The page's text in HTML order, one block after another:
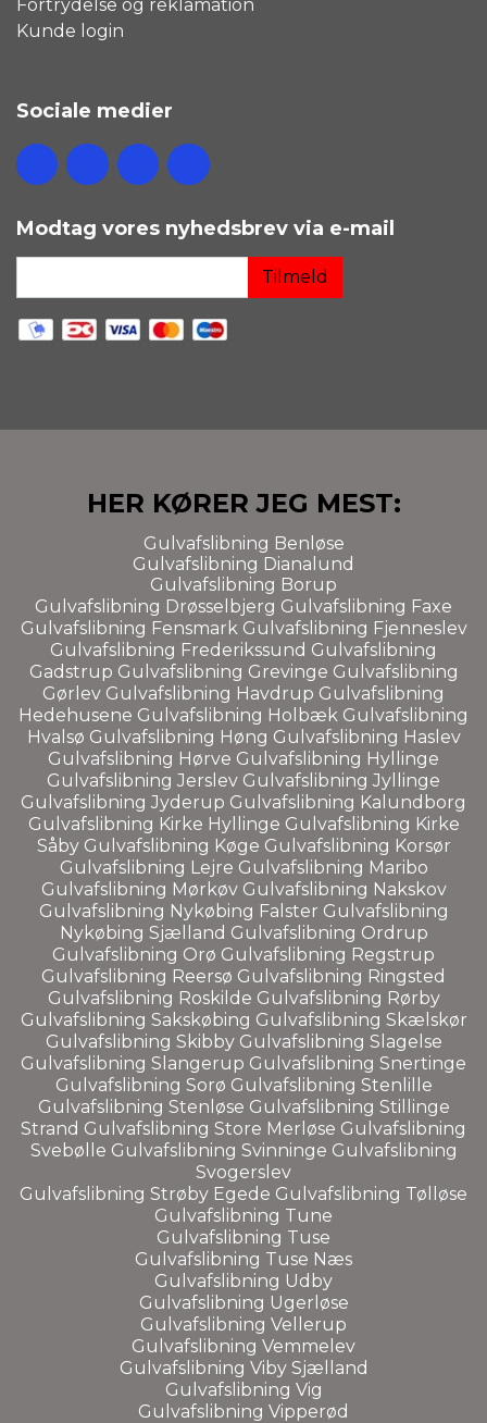
Fortrydelse og reklamation
Kunde login
Sociale medier
Modtag vores nyhedsbrev via e-mail
Tilmeld
HER KØRER JEG MEST:
Gulvafslibning Benløse
Gulvafslibning Dianalund
Gulvafslibning Borup
Gulvafslibning Drøsselbjerg Gulvafslibning Faxe
Gulvafslibning Fensmark Gulvafslibning Fjenneslev
Gulvafslibning Frederikssund Gulvafslibning
Gadstrup Gulvafslibning Grevinge Gulvafslibning
Gørlev Gulvafslibning Havdrup Gulvafslibning
Hedehusene Gulvafslibning Holbæk Gulvafslibning
Hvalsø Gulvafslibning Høng Gulvafslibning Haslev
Gulvafslibning Hørve Gulvafslibning Hyllinge
Gulvafslibning Jerslev Gulvafslibning Jyllinge
Gulvafslibning Jyderup Gulvafslibning Kalundborg
Gulvafslibning Kirke Hyllinge Gulvafslibning Kirke
Såby Gulvafslibning Køge Gulvafslibning Korsør
Gulvafslibning Lejre Gulvafslibning Maribo
Gulvafslibning Mørkøv Gulvafslibning Nakskov
Gulvafslibning Nykøbing Falster Gulvafslibning
Nykøbing Sjælland Gulvafslibning Ordrup
Gulvafslibning Orø Gulvafslibning Regstrup
Gulvafslibning Reersø Gulvafslibning Ringsted
Gulvafslibning Roskilde Gulvafslibning Rørby
Gulvafslibning Sakskøbing Gulvafslibning Skælskør
Gulvafslibning Skibby Gulvafslibning Slagelse
Gulvafslibning Slangerup Gulvafslibning Snertinge
Gulvafslibning Sorø Gulvafslibning Stenlille
Gulvafslibning Stenløse Gulvafslibning Stillinge
Strand Gulvafslibning Store Merløse Gulvafslibning
Svebølle Gulvafslibning Svinninge Gulvafslibning
Svogerslev
Gulvafslibning Strøby Egede Gulvafslibning Tølløse
Gulvafslibning Tune
Gulvafslibning Tuse
Gulvafslibning Tuse Næs
Gulvafslibning Udby
Gulvafslibning Ugerløse
Gulvafslibning Vellerup
Gulvafslibning Vemmelev
Gulvafslibning Viby Sjælland
Gulvafslibning Vig
Gulvafslibning Vipperød